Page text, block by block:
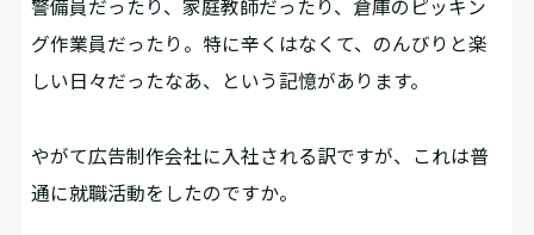
警備員だったり、家庭教師だったり、倉庫のピッキン
グ作業員だったり。特に辛くはなくて、のんびりと楽
しい日々だったなあ、という記憶があります。
――やがて広告制作会社に入社される訳ですが、これは普
通に就職活動をしたのですか。